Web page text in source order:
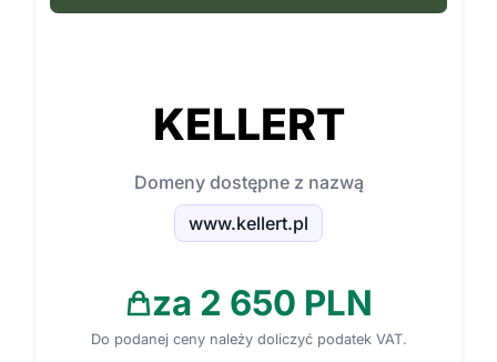
KELLERT
Domeny dostępne z nazwą
www.kellert.pl
za 2 650 PLN
Do podanej ceny należy doliczyć podatek VAT.